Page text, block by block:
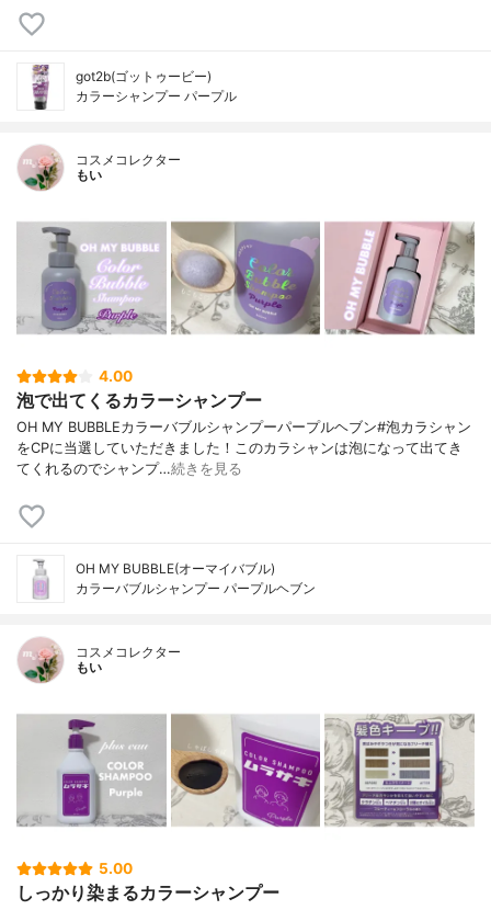
got2b(ゴットゥービー)
カラーシャンプー パープル
コスメコレクター
もい
4.00
泡で出てくるカラーシャンプー
OH MY BUBBLEカラーバブルシャンプーパープルヘブン#泡カラシャン
をCPに当選していただきました！このカラシャンは泡になって出てき
てくれるのでシャンプ…続きを見る
OH MY BUBBLE(オーマイバブル)
カラーバブルシャンプー パープルヘブン
コスメコレクター
もい
5.00
しっかり染まるカラーシャンプー